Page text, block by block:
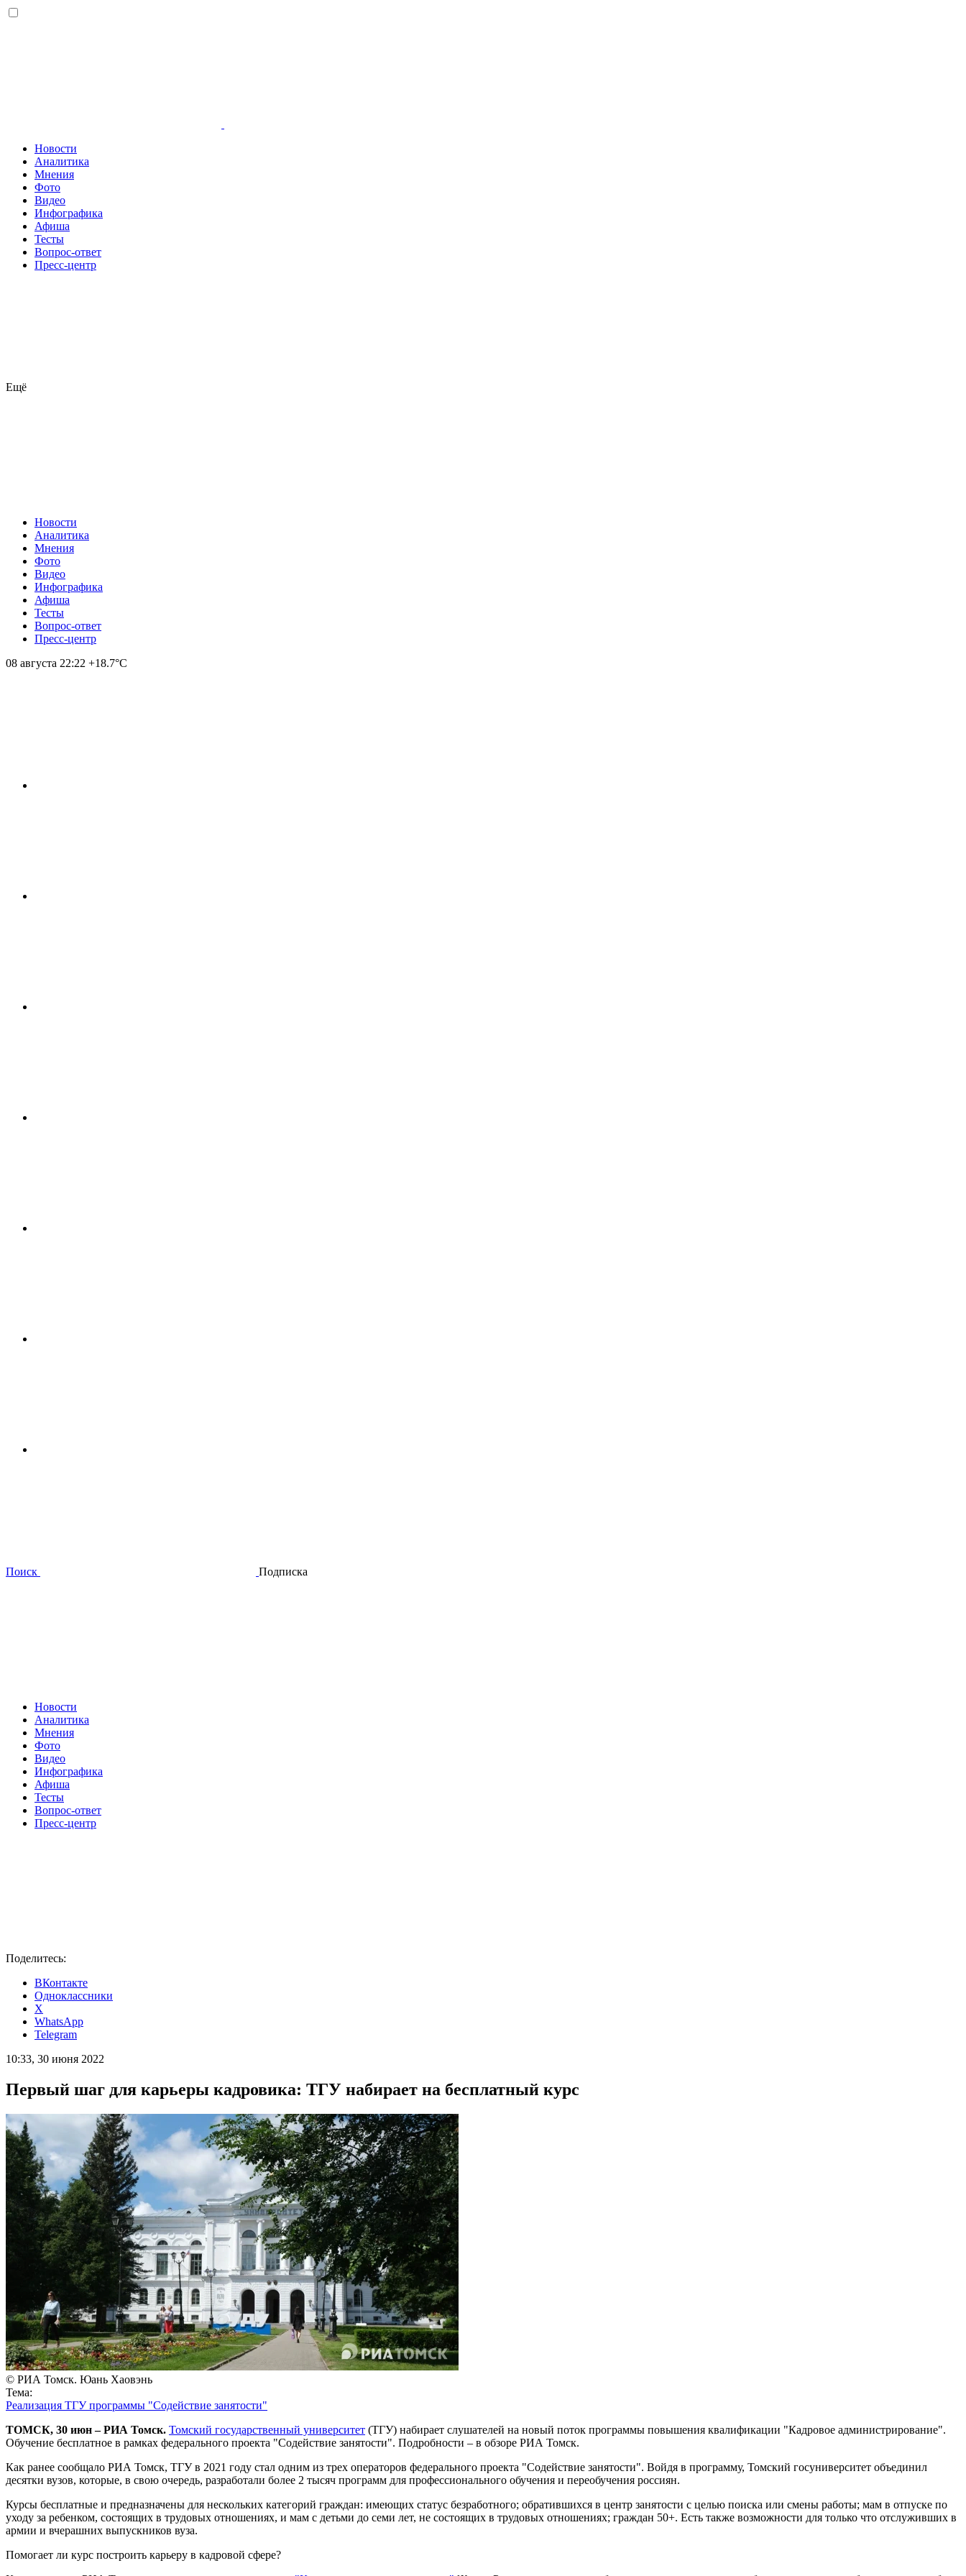
Новости
Аналитика
Мнения
Фото
Видео
Инфографика
Афиша
Тесты
Вопрос-ответ
Пресс-центр
Ещё
Новости
Аналитика
Мнения
Фото
Видео
Инфографика
Афиша
Тесты
Вопрос-ответ
Пресс-центр
08 августа 22:22 +18.7°С
Поиск Подписка
Новости
Аналитика
Мнения
Фото
Видео
Инфографика
Афиша
Тесты
Вопрос-ответ
Пресс-центр
Поделитесь:
ВКонтакте
Одноклассники
X
WhatsApp
Telegram
10:33, 30 июня 2022
Первый шаг для карьеры кадровика: ТГУ набирает на бесплатный курс
© РИА Томск. Юань Хаовэнь
Тема:
Реализация ТГУ программы "Содействие занятости"
ТОМСК, 30 июн – РИА Томск. Томский государственный университет (ТГУ) набирает слушателей на новый поток программы повышения квалификации "Кадровое администрирование".
Обучение бесплатное в рамках федерального проекта "Содействие занятости". Подробности – в обзоре РИА Томск.
Как ранее сообщало РИА Томск, ТГУ в 2021 году стал одним из трех операторов федерального проекта "Содействие занятости". Войдя в программу, Томский госуниверситет объединил
десятки вузов, которые, в свою очередь, разработали более 2 тысяч программ для профессионального обучения и переобучения россиян.
Курсы бесплатные и предназначены для нескольких категорий граждан: имеющих статус безработного; обратившихся в центр занятости с целью поиска или смены работы; мам в отпуске по
уходу за ребенком, состоящих в трудовых отношениях, и мам с детьми до семи лет, не состоящих в трудовых отношениях; граждан 50+. Есть также возможности для только что отслуживших в
армии и вчерашних выпускников вуза.
Помогает ли курс построить карьеру в кадровой сфере?